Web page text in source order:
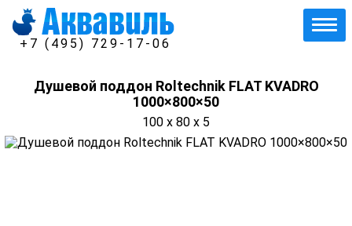
+7 (495) 729-17-06
Душевой поддон Roltechnik FLAT KVADRO
1000×800×50
100 x 80 x 5